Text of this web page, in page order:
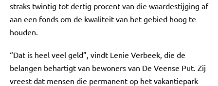
straks twintig tot dertig procent van die waardestijging af
aan een fonds om de kwaliteit van het gebied hoog te
houden.
“Dat is heel veel geld”, vindt Lenie Verbeek, die de
belangen behartigt van bewoners van De Veense Put. Zij
vreest dat mensen die permanent op het vakantiepark